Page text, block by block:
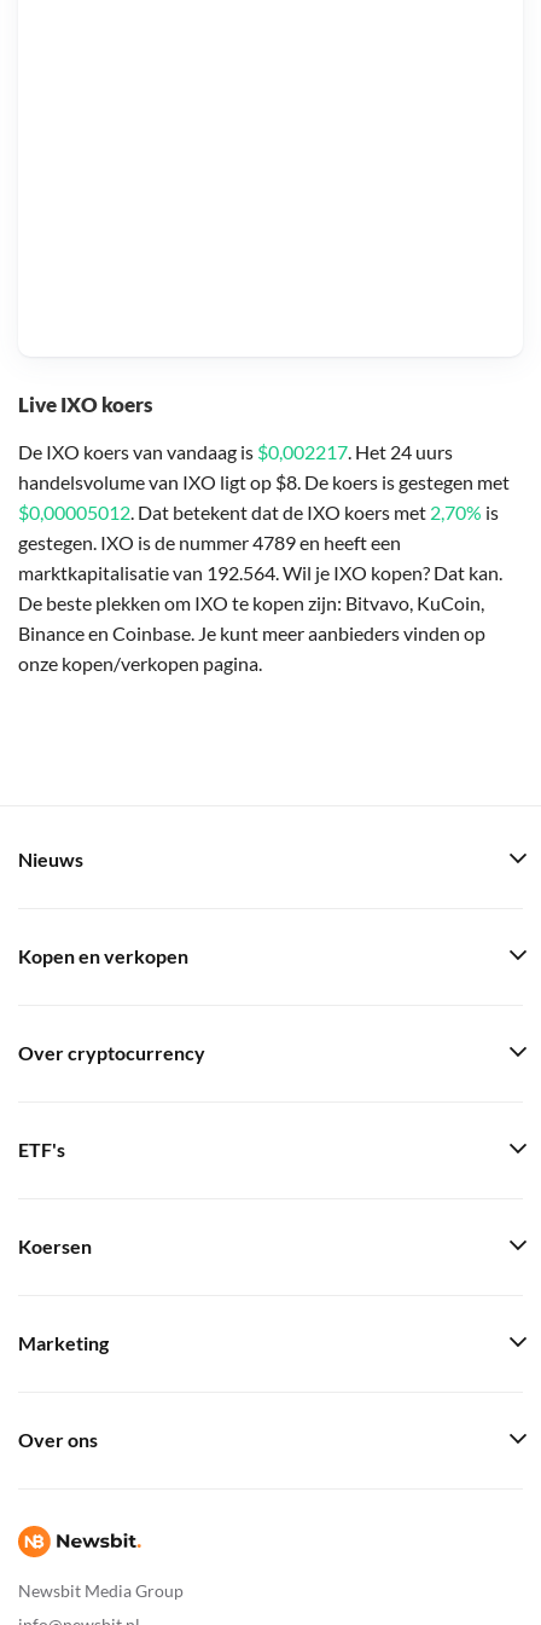
Live IXO koers
De IXO koers van vandaag is $0,002217 . Het 24 uurs
handelsvolume van IXO ligt op $8. De koers is gestegen met
$0,00005012 . Dat betekent dat de IXO koers met 2,70% is
gestegen. IXO is de nummer 4789 en heeft een
marktkapitalisatie van 192.564. Wil je IXO kopen? Dat kan.
De beste plekken om IXO te kopen zijn: Bitvavo, KuCoin,
Binance en Coinbase. Je kunt meer aanbieders vinden op
onze kopen/verkopen pagina.
Newsbit Media Group
Nieuws
Kopen en verkopen
Over cryptocurrency
ETF's
Koersen
Marketing
Over ons